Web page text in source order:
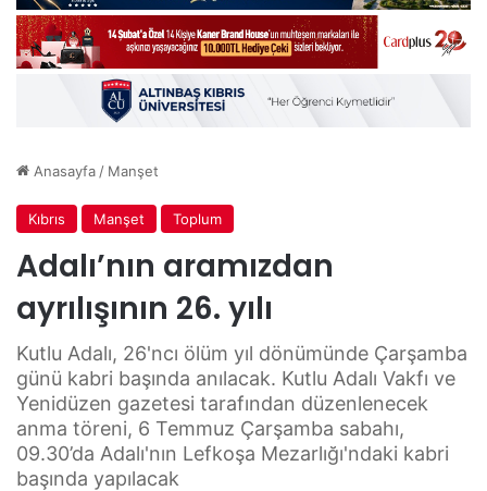
Anasayfa / Manşet
Kıbrıs Manşet Toplum
Adalı’nın aramızdan
ayrılışının 26. yılı
Kutlu Adalı, 26'ncı ölüm yıl dönümünde Çarşamba
günü kabri başında anılacak. Kutlu Adalı Vakfı ve
Yenidüzen gazetesi tarafından düzenlenecek
anma töreni, 6 Temmuz Çarşamba sabahı,
09.30’da Adalı'nın Lefkoşa Mezarlığı'ndaki kabri
başında yapılacak